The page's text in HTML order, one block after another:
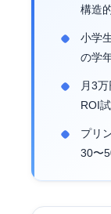
構造
小学
の学
月3
ROI
プリ
30〜